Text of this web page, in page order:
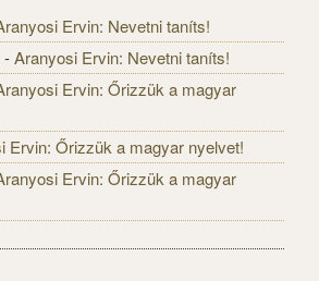
Ervin: Nevetni taníts!
-Aranyosi Ervin: Nevetni taníts!
Ervin: Őrizzük a magyar
Ervin: Őrizzük a magyar nyelvet!
Ervin: Őrizzük a magyar